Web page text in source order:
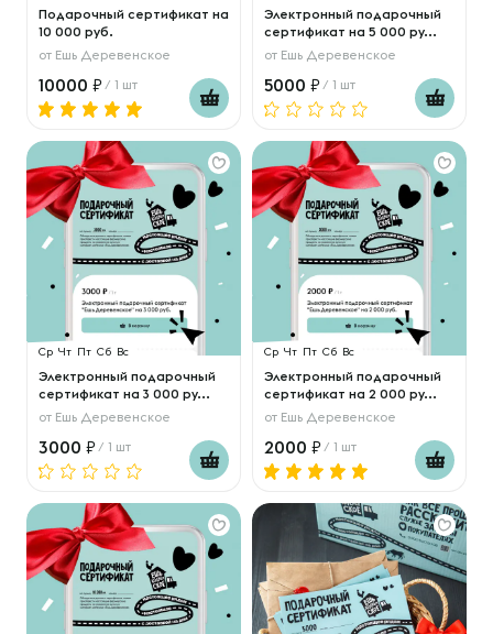
Подарочный сертификат на
10 000 руб.
от Ешь Деревенское
10000 / 1 шт
Электронный подарочный
сертификат на 5 000 ру...
от Ешь Деревенское
5000 / 1 шт
Ср Чт Пт Сб Вс
Электронный подарочный
сертификат на 3 000 ру...
от Ешь Деревенское
3000 / 1 шт
Ср Чт Пт Сб Вс
Электронный подарочный
сертификат на 2 000 ру...
от Ешь Деревенское
2000 / 1 шт